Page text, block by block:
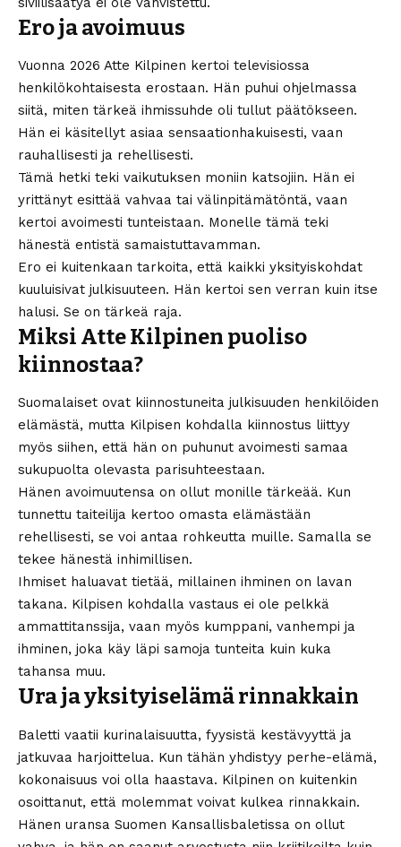
Ero ja avoimuus
Vuonna 2026 Atte Kilpinen kertoi televisiossa
henkilökohtaisesta erostaan. Hän puhui ohjelmassa
siitä, miten tärkeä ihmissuhde oli tullut päätökseen.
Hän ei käsitellyt asiaa sensaationhakuisesti, vaan
rauhallisesti ja rehellisesti.
Tämä hetki teki vaikutuksen moniin katsojiin. Hän ei
yrittänyt esittää vahvaa tai välinpitämätöntä, vaan
kertoi avoimesti tunteistaan. Monelle tämä teki
hänestä entistä samaistuttavamman.
Ero ei kuitenkaan tarkoita, että kaikki yksityiskohdat
kuuluisivat julkisuuteen. Hän kertoi sen verran kuin itse
halusi. Se on tärkeä raja.
Miksi Atte Kilpinen puoliso
kiinnostaa?
Suomalaiset ovat kiinnostuneita julkisuuden henkilöiden
elämästä, mutta Kilpisen kohdalla kiinnostus liittyy
myös siihen, että hän on puhunut avoimesti samaa
sukupuolta olevasta parisuhteestaan.
Hänen avoimuutensa on ollut monille tärkeää. Kun
tunnettu taiteilija kertoo omasta elämästään
rehellisesti, se voi antaa rohkeutta muille. Samalla se
tekee hänestä inhimillisen.
Ihmiset haluavat tietää, millainen ihminen on lavan
takana. Kilpisen kohdalla vastaus ei ole pelkkä
ammattitanssija, vaan myös kumppani, vanhempi ja
ihminen, joka käy läpi samoja tunteita kuin kuka
tahansa muu.
Ura ja yksityiselämä rinnakkain
Baletti vaatii kurinalaisuutta, fyysistä kestävyyttä ja
jatkuvaa harjoittelua. Kun tähän yhdistyy perhe-elämä,
kokonaisuus voi olla haastava. Kilpinen on kuitenkin
osoittanut, että molemmat voivat kulkea rinnakkain.
Hänen uransa Suomen Kansallisbaletissa on ollut